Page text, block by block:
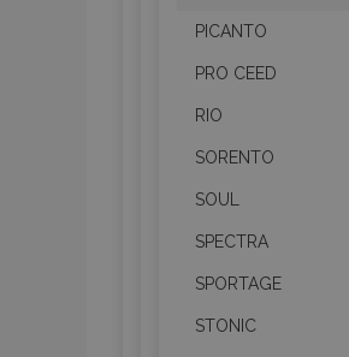
PICANTO
PRO CEED
RIO
SORENTO
SOUL
SPECTRA
SPORTAGE
STONIC